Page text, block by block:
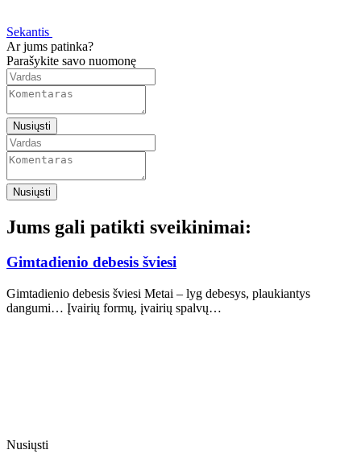
Sekantis
Ar jums patinka?
Parašykite savo nuomonę
Nusiųsti
Nusiųsti
Jums gali patikti sveikinimai:
Gimtadienio debesis šviesi
Gimtadienio debesis šviesi Metai – lyg debesys, plaukiantys
dangumi… Įvairių formų, įvairių spalvų…
Nusiųsti